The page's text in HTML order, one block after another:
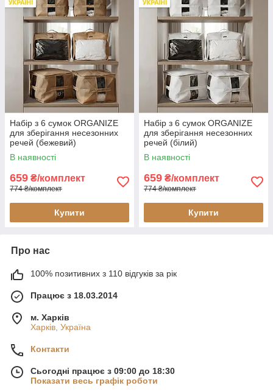
Набір з 6 сумок ORGANIZE
для зберігання несезонних
речей (бежевий)
В наявності
659 ₴/комплект
774 ₴/комплект
Купити
Набір з 6 сумок ORGANIZE
для зберігання несезонних
речей (білий)
В наявності
659 ₴/комплект
774 ₴/комплект
Купити
Про нас
100% позитивних з 110 відгуків за рік
Працює з 18.03.2014
м. Харків
Харків, Україна
Контакти
Сьогодні працює з 09:00 до 18:30
Показати весь графік роботи